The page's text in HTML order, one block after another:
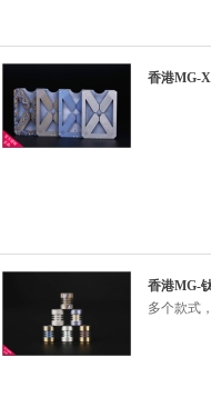
香港MG-
香港MG-
多个款式